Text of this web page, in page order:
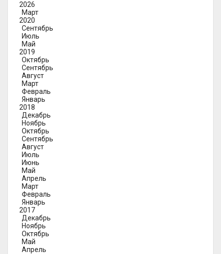
2026
Март
2020
Сентябрь
Июль
Май
2019
Октябрь
Сентябрь
Август
Март
Февраль
Январь
2018
Декабрь
Ноябрь
Октябрь
Сентябрь
Август
Июль
Июнь
Май
Апрель
Март
Февраль
Январь
2017
Декабрь
Ноябрь
Октябрь
Май
Апрель